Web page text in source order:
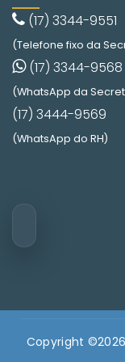
(17) 3344-9551
(Telefone fixo da
(17) 3344-9568
(WhatsApp da
(17) 3444-9569
(WhatsApp do RH)
Copyright ©